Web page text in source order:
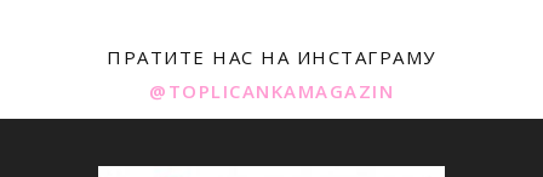
ПРАТИТЕ НАС НА ИНСТАГРАМУ
@TOPLICANKAMAGAZIN